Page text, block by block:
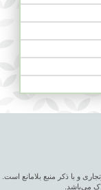
و با ذکر منبع بلامانع است.
می‌باشد.